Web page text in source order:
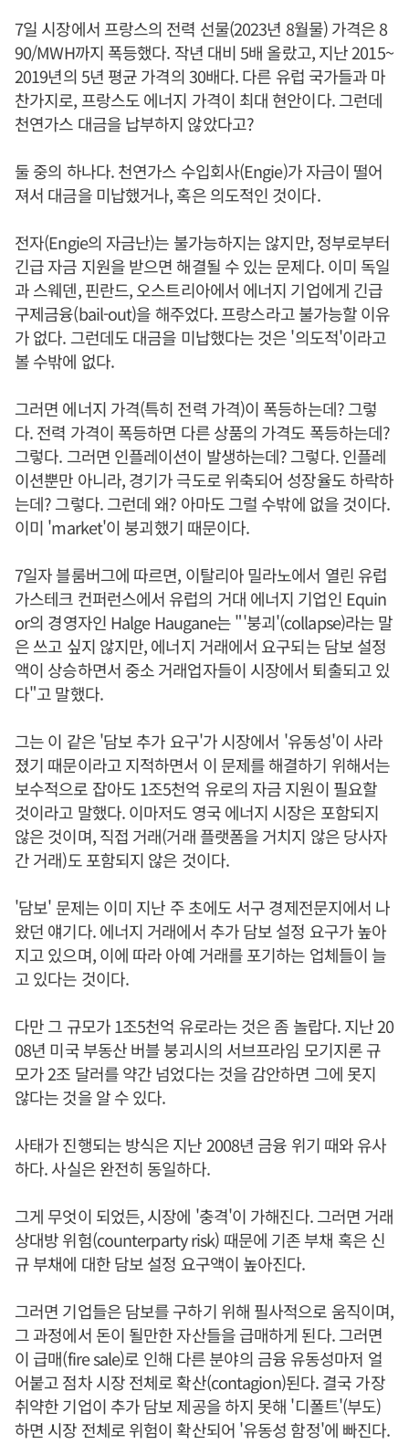
7일 시장에서 프랑스의 전력 선물(2023년 8월물) 가격은 8
90/MWH까지 폭등했다. 작년 대비 5배 올랐고, 지난 2015~
2019년의 5년 평균 가격의 30배다. 다른 유럽 국가들과 마
찬가지로, 프랑스도 에너지 가격이 최대 현안이다. 그런데
천연가스 대금을 납부하지 않았다고?
둘 중의 하나다. 천연가스 수입회사(Engie)가 자금이 떨어
져서 대금을 미납했거나, 혹은 의도적인 것이다.
전자(Engie의 자금난)는 불가능하지는 않지만, 정부로부터
긴급 자금 지원을 받으면 해결될 수 있는 문제다. 이미 독일
과 스웨덴, 핀란드, 오스트리아에서 에너지 기업에게 긴급
구제금융(bail-out)을 해주었다. 프랑스라고 불가능할 이유
가 없다. 그런데도 대금을 미납했다는 것은 '의도적'이라고
볼 수밖에 없다.
그러면 에너지 가격(특히 전력 가격)이 폭등하는데? 그렇
다. 전력 가격이 폭등하면 다른 상품의 가격도 폭등하는데?
그렇다. 그러면 인플레이션이 발생하는데? 그렇다. 인플레
이션뿐만 아니라, 경기가 극도로 위축되어 성장율도 하락하
는데? 그렇다. 그런데 왜? 아마도 그럴 수밖에 없을 것이다.
이미 'market'이 붕괴했기 때문이다.
7일자 블룸버그에 따르면, 이탈리아 밀라노에서 열린 유럽
가스테크 컨퍼런스에서 유럽의 거대 에너지 기업인 Equin
or의 경영자인 Halge Haugane는 "'붕괴'(collapse)라는 말
은 쓰고 싶지 않지만, 에너지 거래에서 요구되는 담보 설정
액이 상승하면서 중소 거래업자들이 시장에서 퇴출되고 있
다"고 말했다.
그는 이 같은 '담보 추가 요구'가 시장에서 '유동성'이 사라
졌기 때문이라고 지적하면서 이 문제를 해결하기 위해서는
보수적으로 잡아도 1조5천억 유로의 자금 지원이 필요할
것이라고 말했다. 이마저도 영국 에너지 시장은 포함되지
않은 것이며, 직접 거래(거래 플랫폼을 거치지 않은 당사자
간 거래)도 포함되지 않은 것이다.
'담보' 문제는 이미 지난 주 초에도 서구 경제전문지에서 나
왔던 얘기다. 에너지 거래에서 추가 담보 설정 요구가 높아
지고 있으며, 이에 따라 아예 거래를 포기하는 업체들이 늘
고 있다는 것이다.
다만 그 규모가 1조5천억 유로라는 것은 좀 놀랍다. 지난 20
08년 미국 부동산 버블 붕괴시의 서브프라임 모기지론 규
모가 2조 달러를 약간 넘었다는 것을 감안하면 그에 못지
않다는 것을 알 수 있다.
사태가 진행되는 방식은 지난 2008년 금융 위기 때와 유사
하다. 사실은 완전히 동일하다.
그게 무엇이 되었든, 시장에 '충격'이 가해진다. 그러면 거래
상대방 위험(counterparty risk) 때문에 기존 부채 혹은 신
규 부채에 대한 담보 설정 요구액이 높아진다.
그러면 기업들은 담보를 구하기 위해 필사적으로 움직이며,
그 과정에서 돈이 될만한 자산들을 급매하게 된다. 그러면
이 급매(fire sale)로 인해 다른 분야의 금융 유동성마저 얼
어붙고 점차 시장 전체로 확산(contagion)된다. 결국 가장
취약한 기업이 추가 담보 제공을 하지 못해 '디폴트'(부도)
하면 시장 전체로 위험이 확산되어 '유동성 함정'에 빠진다.